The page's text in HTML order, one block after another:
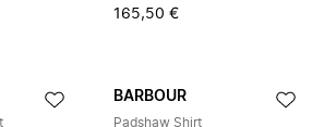
165,50 €
BARBOUR
Padshaw Shirt